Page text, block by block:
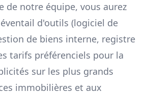
de notre équipe, vous aurez
d'outils (logiciel de
de biens interne, registre
tarifs préférenciels pour la
sur les plus grands
immobilières et aux